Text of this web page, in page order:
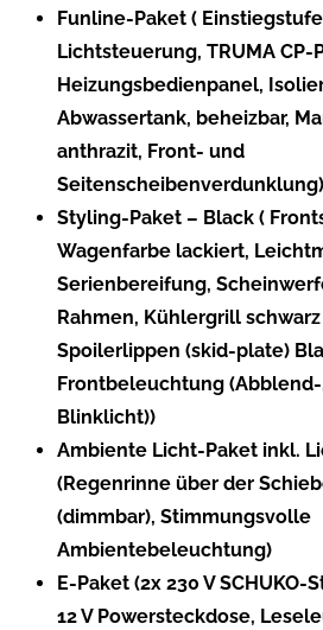
Funline-Paket (
Lichtsteuerung, TRUMA CP-
Heizungsbedienpanel,
Abwassertank, beheizbar,
anthrazit, Front- und
Seitenscheibenverdunklung)
Styling-Paket – Black (
Wagenfarbe lackiert,
Serienbereifung,
Rahmen, Kühlergrill
Spoilerlippen (skid-plate)
Frontbeleuchtung
Blinklicht))
Ambiente Licht-Paket inkl.
(Regenrinne über der
(dimmbar), Stimmungsvolle
Ambientebeleuchtung)
E-Paket (2x 230 V SCHUKO-
12 V Powersteckdose,